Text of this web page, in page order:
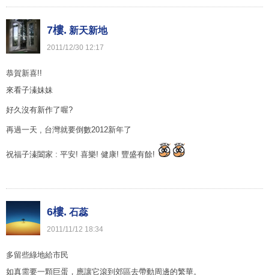
7樓. 新天新地
2011 /12/30 12:17
恭賀新喜!!
來看子溱妹妹
好久沒有新作了喔?
再過一天 , 台灣就要倒數2012新年了
祝福子溱闔家 : 平安! 喜樂! 健康! 豐盛有餘!
6樓. 石蕊
2011 /11 /12 18:34
多留些綠地給市民
如真需要一顆巨蛋，應讓它滾到郊區去帶動周邊的繁華。